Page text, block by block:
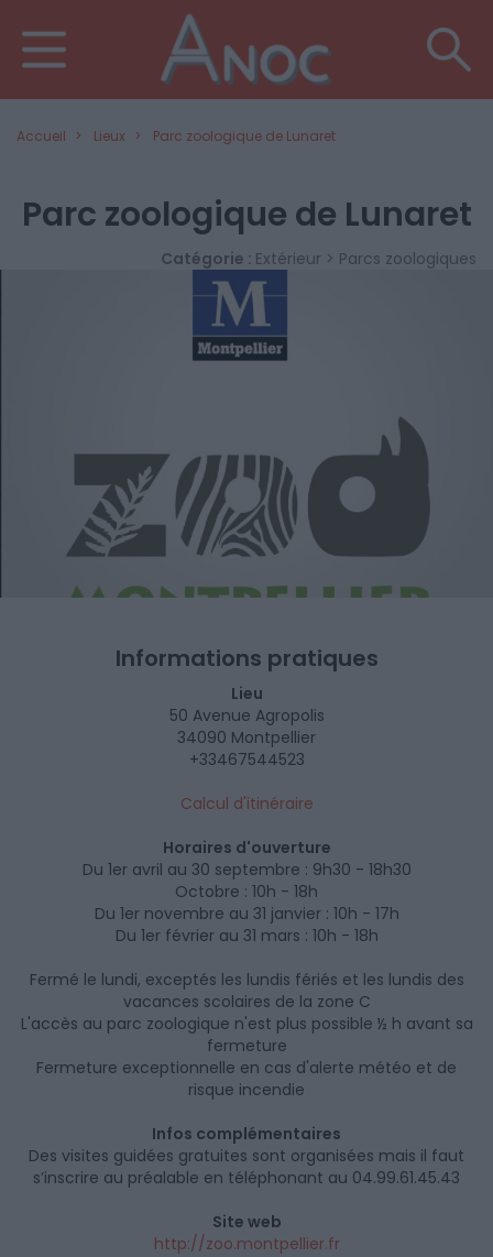
Accueil Lieux Parc zoologique de Lunaret
Parc zoologique de Lunaret
Catégorie : Extérieur > Parcs zoologiques
Informations pratiques
Lieu
50 Avenue Agropolis
34090 Montpellier
+33467544523
Calcul d'itinéraire
Horaires d'ouverture
Du 1er avril au 30 septembre : 9h30 - 18h30
Octobre : 10h - 18h
Du 1er novembre au 31 janvier : 10h - 17h
Du 1er février au 31 mars : 10h - 18h
Fermé le lundi, exceptés les lundis fériés et les lundis des
vacances scolaires de la zone C
L'accès au parc zoologique n'est plus possible ½ h avant sa
fermeture
Fermeture exceptionnelle en cas d'alerte météo et de
risque incendie
Infos complémentaires
Des visites guidées gratuites sont organisées mais il faut
s’inscrire au préalable en téléphonant au 04.99.61.45.43
Site web
http://zoo.montpellier.fr